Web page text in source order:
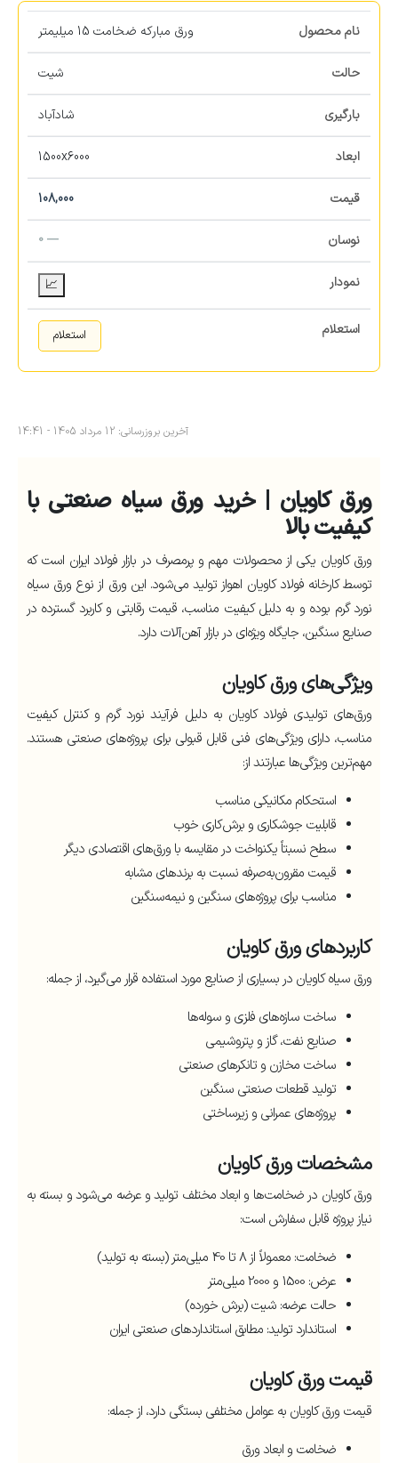
ورق مبارکه ضخامت 15 میلیمتر
شیت
شادآباد
1500x6000
108,000
— 0
📈
استعلام
آخرین بروزرسانی: 12 مرداد 1405 - 14:41
ورق کاویان | خرید ورق سیاه صنعتی با
کیفیت بالا
ورق کاویان یکی از محصولات مهم و پرمصرف در بازار فولاد ایران است که
توسط کارخانه فولاد کاویان اهواز تولید می‌شود. این ورق از نوع ورق سیاه
نورد گرم بوده و به دلیل کیفیت مناسب، قیمت رقابتی و کاربرد گسترده در
صنایع سنگین، جایگاه ویژه‌ای در بازار آهن‌آلات دارد.
ویژگی‌های ورق کاویان
ورق‌های تولیدی فولاد کاویان به دلیل فرآیند نورد گرم و کنترل کیفیت
مناسب، دارای ویژگی‌های فنی قابل قبولی برای پروژه‌های صنعتی هستند.
مهم‌ترین ویژگی‌ها عبارتند از:
استحکام مکانیکی مناسب
قابلیت جوشکاری و برش‌کاری خوب
سطح نسبتاً یکنواخت در مقایسه با ورق‌های اقتصادی دیگر
قیمت مقرون‌به‌صرفه نسبت به برندهای مشابه
مناسب برای پروژه‌های سنگین و نیمه‌سنگین
کاربردهای ورق کاویان
ورق سیاه کاویان در بسیاری از صنایع مورد استفاده قرار می‌گیرد، از جمله:
ساخت سازه‌های فلزی و سوله‌ها
صنایع نفت، گاز و پتروشیمی
ساخت مخازن و تانکرهای صنعتی
تولید قطعات صنعتی سنگین
پروژه‌های عمرانی و زیرساختی
مشخصات ورق کاویان
ورق کاویان در ضخامت‌ها و ابعاد مختلف تولید و عرضه می‌شود و بسته به
نیاز پروژه قابل سفارش است:
ضخامت: معمولاً از 8 تا 40 میلی‌متر (بسته به تولید)
عرض: 1500 و 2000 میلی‌متر
حالت عرضه: شیت (برش خورده)
استاندارد تولید: مطابق استانداردهای صنعتی ایران
قیمت ورق کاویان
قیمت ورق کاویان به عوامل مختلفی بستگی دارد، از جمله:
ضخامت و ابعاد ورق